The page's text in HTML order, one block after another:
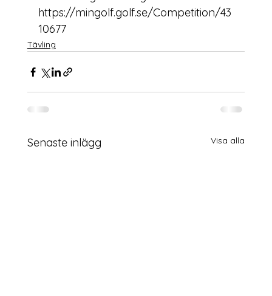
https://mingolf.golf.se/Competition/43
10677
Tävling
Senaste inlägg Visa alla